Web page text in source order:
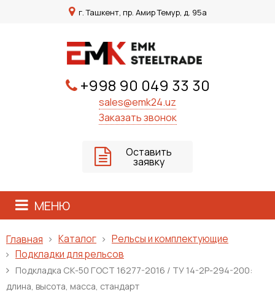
г. Ташкент, пр. Амир Темур, д. 95а
+998 90 049 33 30
sales@emk24.uz
Заказать звонок
Оставить
заявку
МЕНЮ
Главная Каталог
Рельсы и комплектующие
Подкладки для рельсов
Подкладка СК-50 ГОСТ 16277-2016 / ТУ 14-2Р-294-200:
длина, высота, масса, стандарт